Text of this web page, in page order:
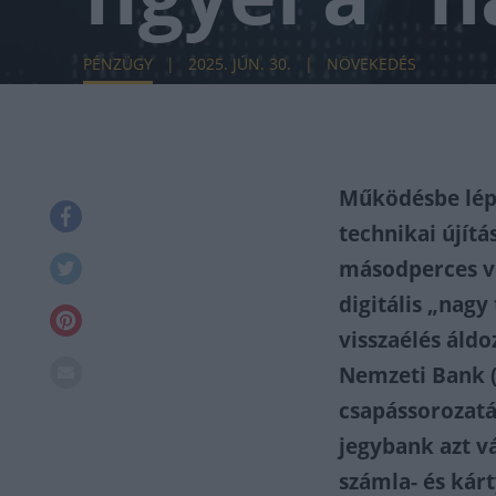
PÉNZÜGY 2025. JÚN. 30. NÖVEKEDÉS
Működésbe
technikai
másodperces
digitális
visszaélés
Nemzeti
jegybank azt
számla- és